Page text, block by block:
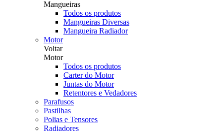
Mangueiras
Todos os produtos
Mangueiras Diversas
Mangueira Radiador
Motor
Voltar
Motor
Todos os produtos
Carter do Motor
Juntas do Motor
Retentores e Vedadores
Parafusos
Pastilhas
Polias e Tensores
Radiadores